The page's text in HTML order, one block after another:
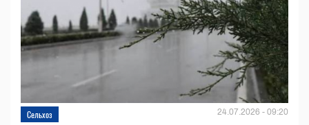
Сельхоз 24.07.2026 - 09:20